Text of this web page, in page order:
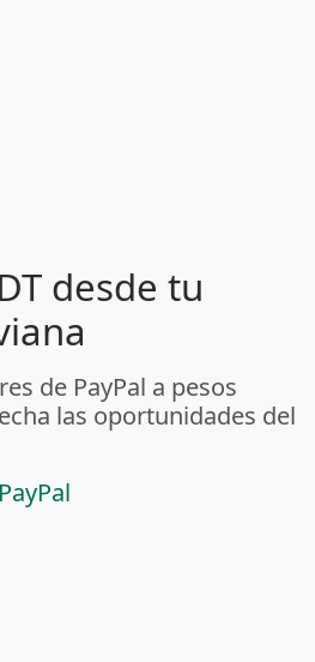
desde tu
de PayPal a pesos
las oportunidades del